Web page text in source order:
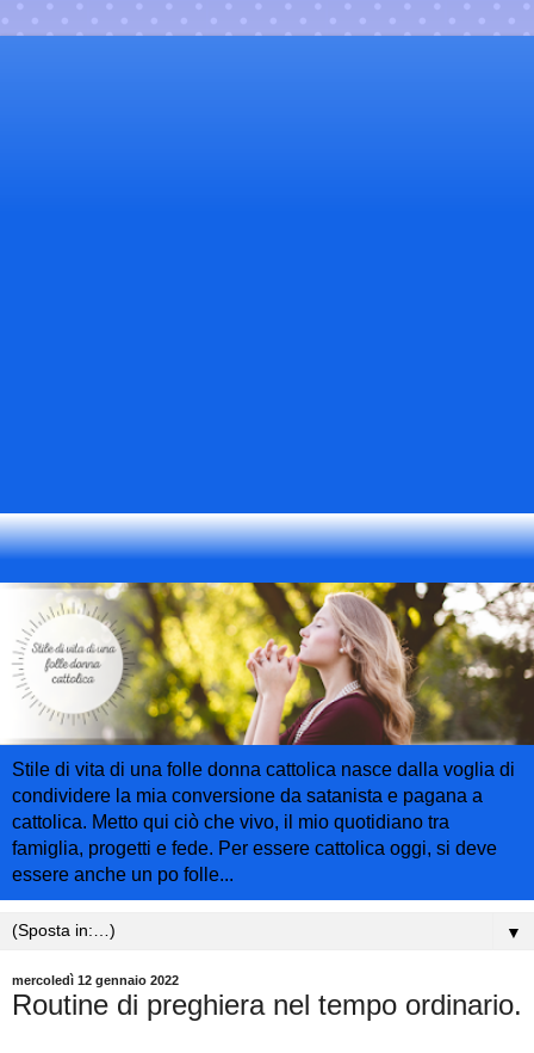
Stile di vita di una folle donna cattolica nasce dalla voglia di
condividere la mia conversione da satanista e pagana a
cattolica. Metto qui ciò che vivo, il mio quotidiano tra
famiglia, progetti e fede. Per essere cattolica oggi, si deve
essere anche un po folle...
▼
mercoledì 12 gennaio 2022
Routine di preghiera nel tempo ordinario.